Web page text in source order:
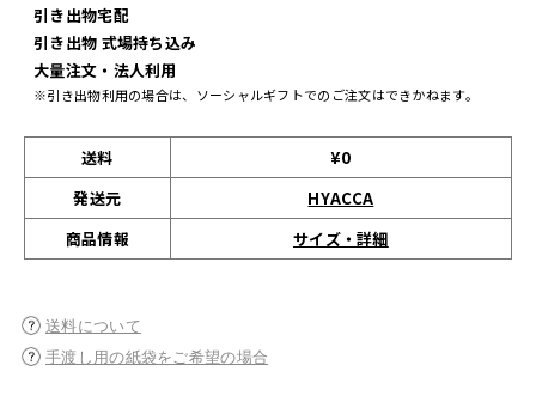
引き出物宅配
引き出物 式場持ち込み
大量注文・法人利用
※引き出物利用の場合は、ソーシャルギフトでのご注文はできかねます。
送料
¥0
発送元
HYACCA
商品情報
サイズ・詳細
送料について
手渡し用の紙袋をご希望の場合